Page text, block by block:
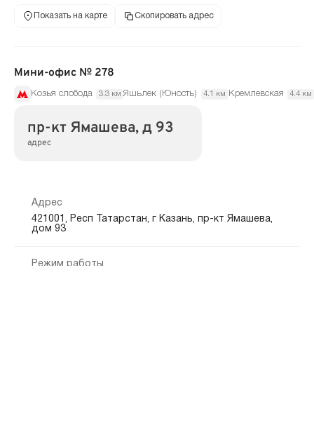
Показать на карте Скопировать адрес
Мини-офис № 278
Козья слобода 3.3 км Яшьлек (Юность) 4.1 км Кремлевская 4.4 км
пр-кт Ямашева, д 93
адрес
Адрес
421001, Респ Татарстан, г Казань, пр-кт Ямашева,
дом 93
Режим работы